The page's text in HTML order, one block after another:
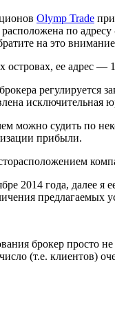
Olymp Trade
по
на это
ее адрес —
регулируется
исключительная
можно судить по
прибыли.
2014 года, далее я
предлагаемых
брокер просто
(т.е. клиентов)